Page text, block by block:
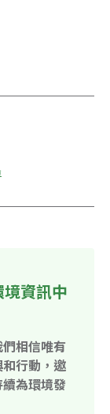
資訊中
相信唯有
行動，邀
為環境發